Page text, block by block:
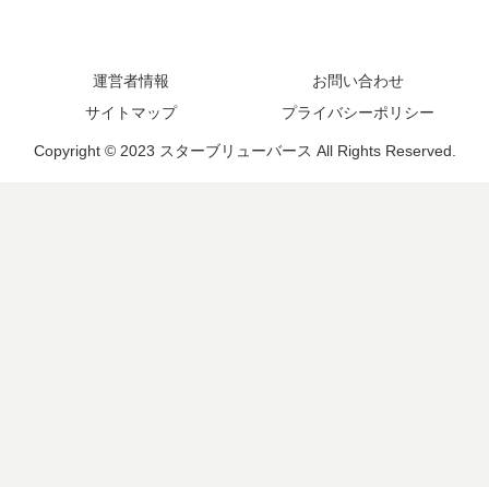
運営者情報
お問い合わせ
サイトマップ
プライバシーポリシー
Copyright © 2023 スターブリューバース All Rights Reserved.